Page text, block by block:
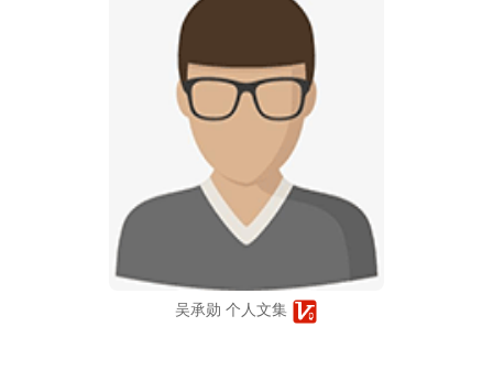
吴承勋 个人文集